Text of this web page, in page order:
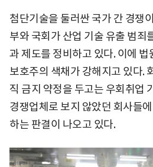
첨단기술을 둘러싼 국가 간 경쟁
부와 국회가 산업 기술 유출 범죄
과 제도를 정비하고 있다. 이에
보호주의 색채가 강해지고 있다.
직 금지 약정을 두고는 우회취업
경쟁업체로 보지 않았던 회사들
하는 판결이 나오고 있다.